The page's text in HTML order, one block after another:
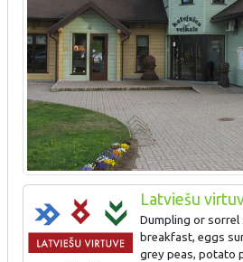
Latviešu
Dumpling or sorrel
breakfast, eggs
grey peas, potato